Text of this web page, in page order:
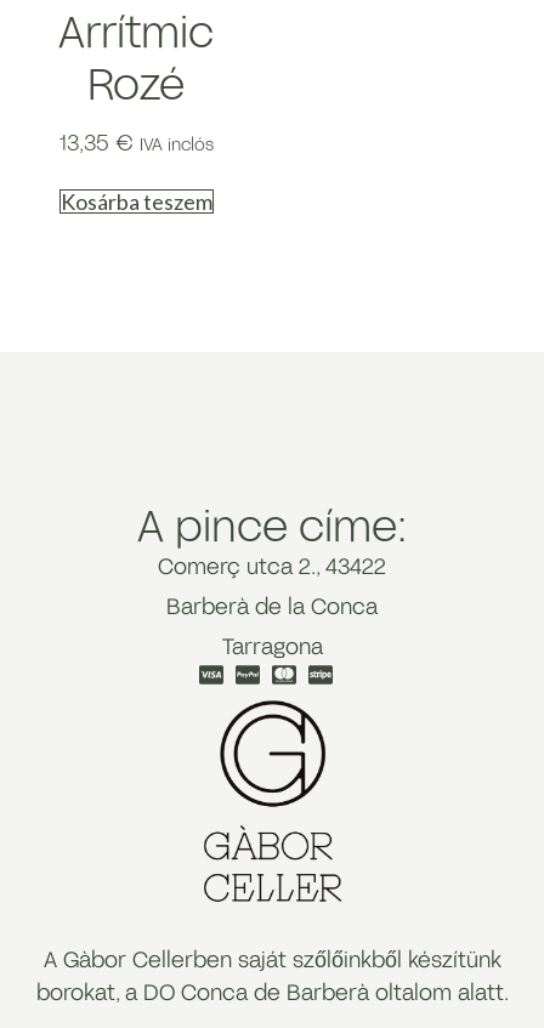
Arrítmic
Rozé
13,35 € IVA inclós
Kosárba teszem
A pince címe:
Comerç utca 2., 43422
Barberà de la Conca
Tarragona
A Gàbor Cellerben saját szőlőinkből készítünk
borokat, a DO Conca de Barberà oltalom alatt.